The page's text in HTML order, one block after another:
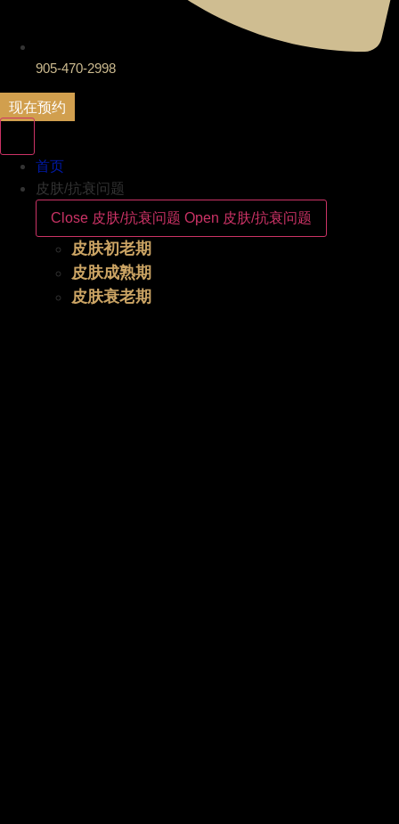
905-470-2998
现在预约
首页
皮肤/抗衰问题
Close 皮肤/抗衰问题 Open 皮肤/抗衰问题
皮肤初老期
皮肤成熟期
皮肤衰老期